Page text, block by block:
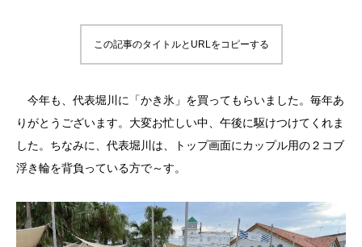
この記事のタイトルとURLをコピーする
今年も、代表堀川に「かき氷」を買ってもらいました。毎年あ
りがとうございます。大変お忙しい中、午後に駆けつけてくれま
した。ちなみに、代表堀川は、トップ画面にカップル用の２コブ
浮き輪を背負っている方で～す。